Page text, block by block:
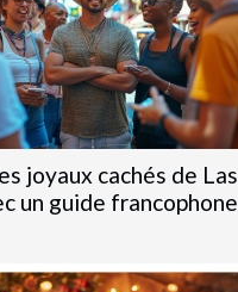
joyaux cachés de Las
un guide francophone